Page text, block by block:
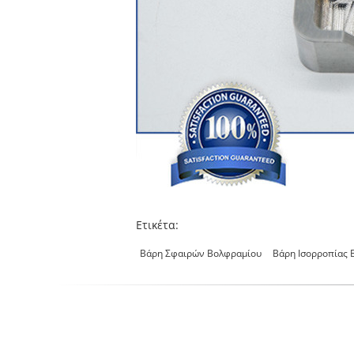
Ετικέτα:
Βάρη Σφαιρών Βολφραμίου Βάρη Ισορροπίας